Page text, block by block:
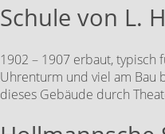
Schule von L.
1902 – 1907 erbaut, typisch
Uhrenturm und viel am Bau
dieses Gebäude durch